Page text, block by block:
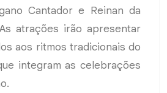
Cantador e Reinan da
atrações irão apresentar
aos ritmos tradicionais do
integram as celebrações